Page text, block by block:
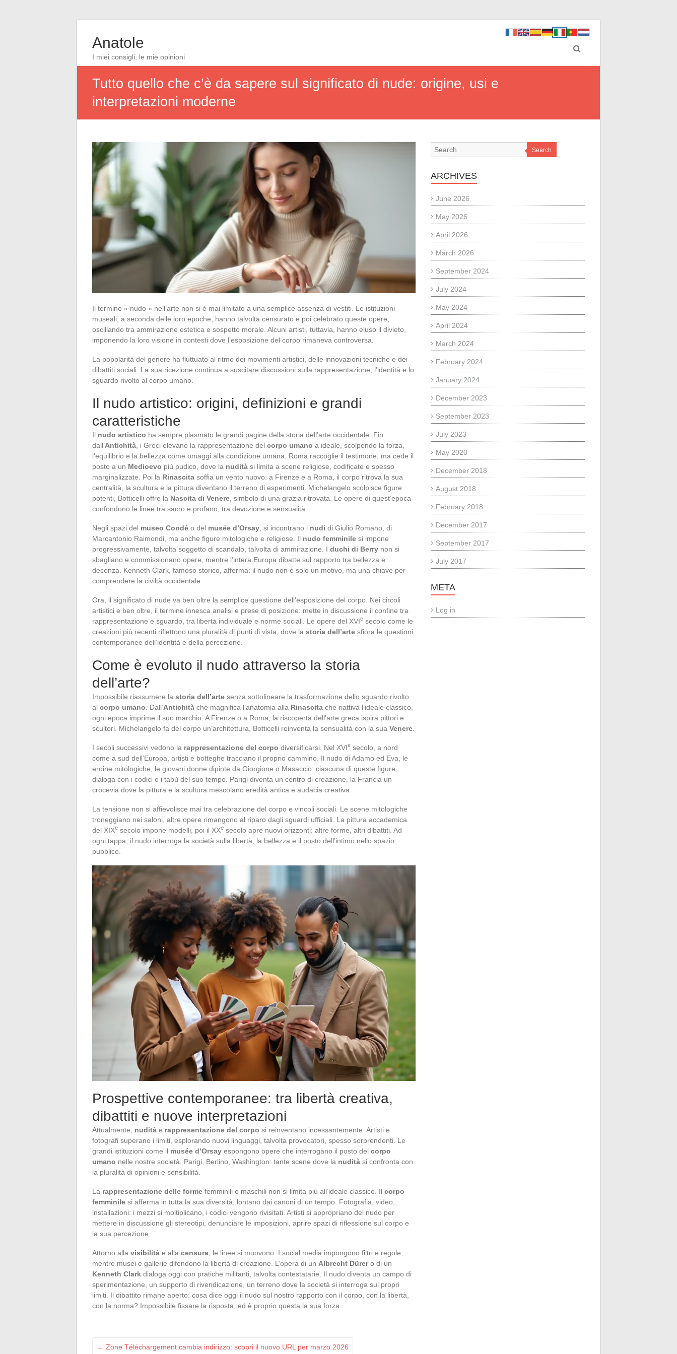
Anatole
I miei consigli, le mie opinioni
Tutto quello che c’è da sapere sul significato di nude: origine, usi e
interpretazioni moderne
Il termine « nudo » nell’arte non si è mai limitato a una semplice assenza di vestiti. Le istituzioni
museali, a seconda delle loro epoche, hanno talvolta censurato e poi celebrato queste opere,
oscillando tra ammirazione estetica e sospetto morale. Alcuni artisti, tuttavia, hanno eluso il divieto,
imponendo la loro visione in contesti dove l’esposizione del corpo rimaneva controversa.
La popolarità del genere ha fluttuato al ritmo dei movimenti artistici, delle innovazioni tecniche e dei
dibattiti sociali. La sua ricezione continua a suscitare discussioni sulla rappresentazione, l’identità e lo
sguardo rivolto al corpo umano.
Il nudo artistico: origini, definizioni e grandi
caratteristiche
Il nudo artistico ha sempre plasmato le grandi pagine della storia dell’arte occidentale. Fin
dall’Antichità , i Greci elevano la rappresentazione del corpo umano a ideale, scolpendo la forza,
l’equilibrio e la bellezza come omaggi alla condizione umana. Roma raccoglie il testimone, ma cede il
posto a un Medioevo più pudico, dove la nudità si limita a scene religiose, codificate e spesso
marginalizzate. Poi la Rinascita soffia un vento nuovo: a Firenze e a Roma, il corpo ritrova la sua
centralità, la scultura e la pittura diventano il terreno di esperimenti. Michelangelo scolpisce figure
potenti, Botticelli offre la Nascita di Venere , simbolo di una grazia ritrovata. Le opere di quest’epoca
confondono le linee tra sacro e profano, tra devozione e sensualità.
Negli spazi del museo Condé o del musée d’Orsay , si incontrano i nudi di Giulio Romano, di
Marcantonio Raimondi, ma anche figure mitologiche e religiose. Il nudo femminile si impone
progressivamente, talvolta soggetto di scandalo, talvolta di ammirazione. I duchi di Berry non si
sbagliano e commissionano opere, mentre l’intera Europa dibatte sul rapporto tra bellezza e
decenza. Kenneth Clark, famoso storico, afferma: il nudo non è solo un motivo, ma una chiave per
comprendere la civiltà occidentale.
Ora, il significato di nude va ben oltre la semplice questione dell’esposizione del corpo. Nei circoli
artistici e ben oltre, il termine innesca analisi e prese di posizione: mette in discussione il confine tra
rappresentazione e sguardo, tra libertà individuale e norme sociali. Le opere del XVIe secolo come le
creazioni più recenti riflettono una pluralità di punti di vista, dove la storia dell’arte sfiora le questioni
contemporanee dell’identità e della percezione.
Come è evoluto il nudo attraverso la storia
dell’arte?
Impossibile riassumere la storia dell’arte senza sottolineare la trasformazione dello sguardo rivolto
al corpo umano . Dall’Antichità che magnifica l’anatomia alla Rinascita che riattiva l’ideale classico,
ogni epoca imprime il suo marchio. A Firenze o a Roma, la riscoperta dell’arte greca ispira pittori e
scultori. Michelangelo fa del corpo un’architettura, Botticelli reinventa la sensualità con la sua Venere
I secoli successivi vedono la rappresentazione del corpo diversificarsi. Nel XVIe secolo, a nord
come a sud dell’Europa, artisti e botteghe tracciano il proprio cammino. Il nudo di Adamo ed Eva, le
eroine mitologiche, le giovani donne dipinte da Giorgione o Masaccio: ciascuna di queste figure
dialoga con i codici e i tabù del suo tempo. Parigi diventa un centro di creazione, la Francia un
crocevia dove la pittura e la scultura mescolano eredità antica e audacia creativa.
La tensione non si affievolisce mai tra celebrazione del corpo e vincoli sociali. Le scene mitologiche
troneggiano nei saloni, altre opere rimangono al riparo dagli sguardi ufficiali. La pittura accademica
del XIXe secolo impone modelli, poi il XXe secolo apre nuovi orizzonti: altre forme, altri dibattiti. Ad
ogni tappa, il nudo interroga la società sulla libertà, la bellezza e il posto dell’intimo nello spazio
pubblico.
Prospettive contemporanee: tra libertà creativa,
dibattiti e nuove interpretazioni
Attualmente, nudità e rappresentazione del corpo si reinventano incessantemente. Artisti e
fotografi superano i limiti, esplorando nuovi linguaggi, talvolta provocatori, spesso sorprendenti. Le
grandi istituzioni come il musée d’Orsay espongono opere che interrogano il posto del corpo
umano nelle nostre società. Parigi, Berlino, Washington: tante scene dove la nudità si confronta con
la pluralità di opinioni e sensibilità.
La rappresentazione delle forme femminili o maschili non si limita più all’ideale classico. Il corpo
femminile si afferma in tutta la sua diversità, lontano dai canoni di un tempo. Fotografia, video,
installazioni: i mezzi si moltiplicano, i codici vengono rivisitati. Artisti si appropriano del nudo per
mettere in discussione gli stereotipi, denunciare le imposizioni, aprire spazi di riflessione sul corpo e
la sua percezione.
Attorno alla visibilità e alla censura , le linee si muovono. I social media impongono filtri e regole,
mentre musei e gallerie difendono la libertà di creazione. L’opera di un Albrecht Dürero di un
Kenneth Clark dialoga oggi con pratiche militanti, talvolta contestatarie. Il nudo diventa un campo di
sperimentazione, un supporto di rivendicazione, un terreno dove la società si interroga sui propri
limiti. Il dibattito rimane aperto: cosa dice oggi il nudo sul nostro rapporto con il corpo, con la libertà,
con la norma? Impossibile fissare la risposta, ed è proprio questa la sua forza.
← Zone Téléchargement cambia indirizzo: scopri il nuovo URL per marzo 2026
Search
ARCHIVES
June 2026
May 2026
April 2026
March 2026
September 2024
July 2024
May 2024
April 2024
March 2024
February 2024
January 2024
December 2023
September 2023
July 2023
May 2020
December 2018
August 2018
February 2018
December 2017
September 2017
July 2017
META
Log in